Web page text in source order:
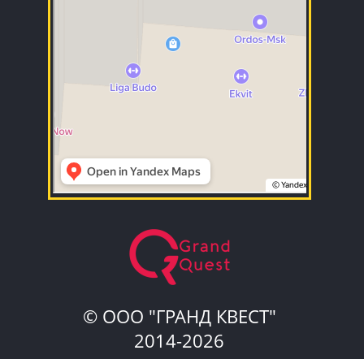
© ООО "ГРАНД КВЕСТ"
2014-2026